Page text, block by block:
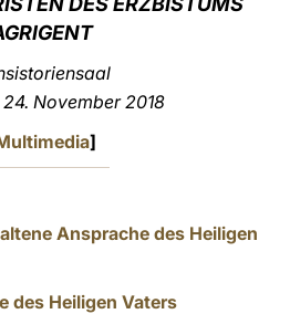
November 2018
]
Ansprache des Heiligen
des Heiligen Vaters